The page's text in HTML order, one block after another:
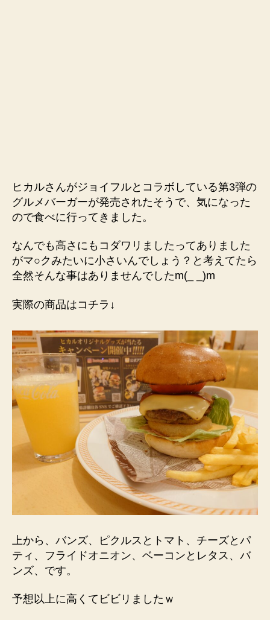
ヒカルさんがジョイフルとコラボしている第3弾の
グルメバーガーが発売されたそうで、気になった
ので食べに行ってきました。
なんでも高さにもコダワリましたってありました
がマ○クみたいに小さいんでしょう？と考えてたら
全然そんな事はありませんでしたm(_ _)m
実際の商品はコチラ↓
上から、バンズ、ピクルスとトマト、チーズとパ
ティ、フライドオニオン、ベーコンとレタス、バ
ンズ、です。
予想以上に高くてビビリましたｗ